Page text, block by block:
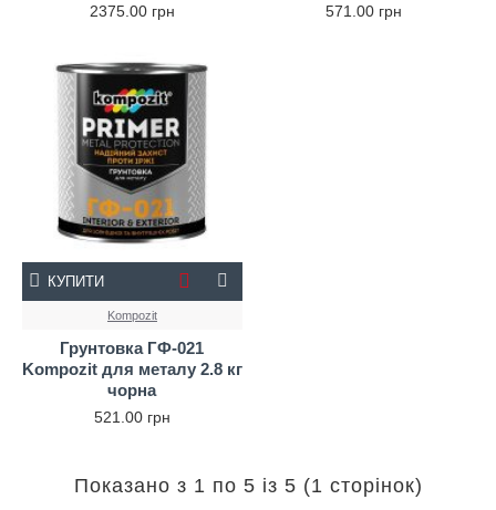
2375.00 грн 571.00 грн
Kompozit
Грунтовка ГФ-021
Kompozit для металу 2.8 кг
чорна
521.00 грн
КУПИТИ
Показано з 1 по 5 із 5 (1 сторінок)